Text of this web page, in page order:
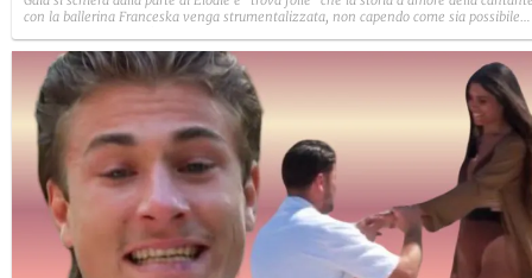
con la ballerina Franceska venga strumentalizzata, non capendo come sia possibile